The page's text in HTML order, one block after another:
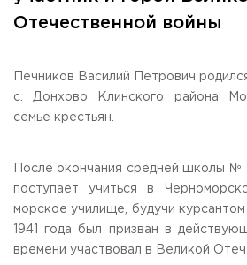
Общежитие / Кампус РГУТИС
Work with disabled and handicapped
Scientific activity
Федеральное учебно-
системе ВО
Federal educational and methodical
Information about educational
ADDRESS
E-MAIL
Отечественной войны
Печников Василий Петрович
с. Донхово Клинского района
семье крестьян.
После окончания средней школы №
поступает учиться в
морское училище, будучи
1941 года был призван в
времени участвовал в Великой